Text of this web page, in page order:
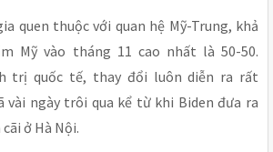
quen thuộc với quan hệ Mỹ-Trung, khả
Mỹ vào tháng 11 cao nhất là 50-50.
trị quốc tế, thay đổi luôn diễn ra rất
vài ngày trôi qua kể từ khi Biden đưa ra
ở Hà Nội.